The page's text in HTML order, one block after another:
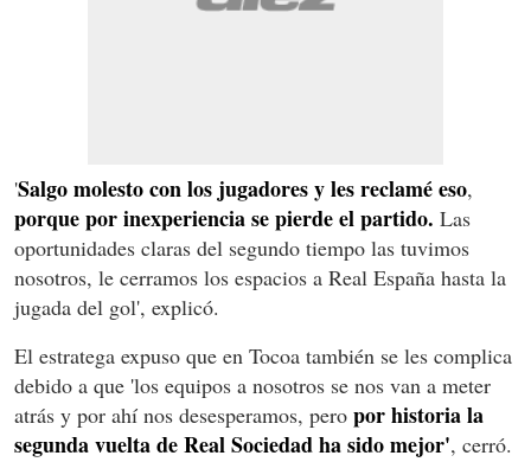
'Salgo molesto con los jugadores y les reclamé eso,
porque por inexperiencia se pierde el partido. Las
oportunidades claras del segundo tiempo las tuvimos
nosotros, le cerramos los espacios a Real España hasta la
jugada del gol', explicó.
El estratega expuso que en Tocoa también se les complica
debido a que 'los equipos a nosotros se nos van a meter
atrás y por ahí nos desesperamos, pero por historia la
segunda vuelta de Real Sociedad ha sido mejor', cerró.